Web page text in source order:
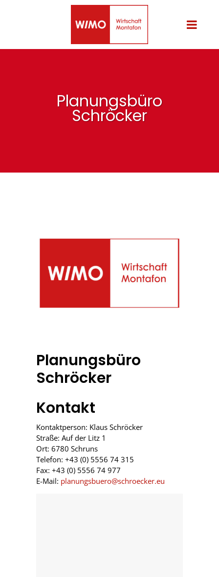
Planungsbüro
Schröcker
Planungsbüro
Schröcker
Kontakt
Kontaktperson: Klaus Schröcker
Straße: Auf der Litz 1
Ort: 6780 Schruns
Telefon: +43 (0) 5556 74 315
Fax: +43 (0) 5556 74 977
E-Mail: planungsbuero@schroecker.eu